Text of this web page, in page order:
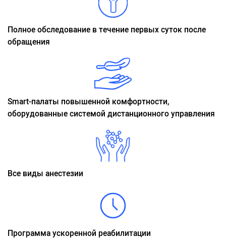
Полное обследование в течение первых суток после
обращения
Smart-палаты повышенной комфортности,
оборудованные системой дистанционного управления
Все виды анестезии
Программа ускоренной реабилитации